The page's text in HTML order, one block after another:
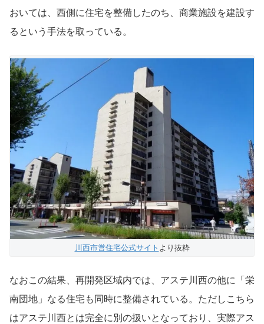
おいては、西側に住宅を整備したのち、商業施設を建設す
るという手法を取っている。
川西市営住宅公式サイト より抜粋
なおこの結果、再開発区域内では、アステ川西の他に「栄
南団地」なる住宅も同時に整備されている。ただしこちら
はアステ川西とは完全に別の扱いとなっており、実際アス